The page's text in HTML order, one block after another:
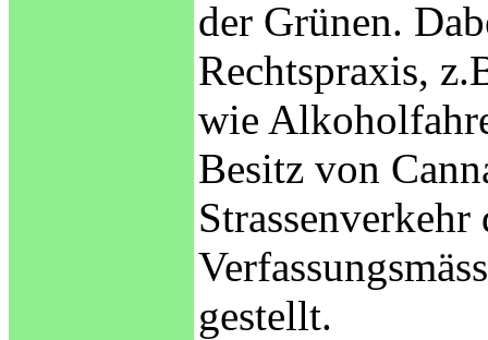
der Grünen.
Rechtspraxis,
wie
Besitz von
gestellt.